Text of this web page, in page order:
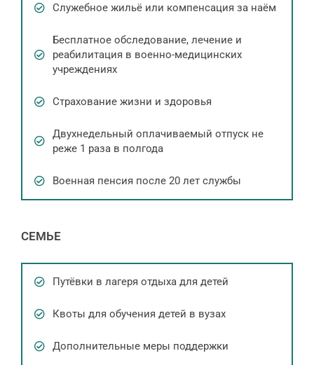
Служебное жильё или компенсация за наём
Бесплатное обследование, лечение и
реабилитация в военно-медицинских
учреждениях
Страхование жизни и здоровья
Двухнедельный оплачиваемый отпуск не
реже 1 раза в полгода
Военная пенсия после 20 лет службы
СЕМЬЕ
Путёвки в лагеря отдыха для детей
Квоты для обучения детей в вузах
Дополнительные меры поддержки